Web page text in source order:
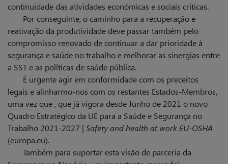
continuidade das atividades económicas e sociais críticas.
Por conseguinte, o caminho para a recuperação e
reativação da produti­vidade deve passar também pelo
compromisso renovado de continuar a dar prioridade à
segurança e saúde no trabalho e melhorar as sinergias entre
a SST e as políticas de saúde pública.
É urgente agir em conformidade com os preceitos
legais e alinharmo-nos com os restantes Estados-Membros,
uma vez que , que já vigora desde Junho de 2021 o novo
Quadro Estratégico da UE para a Saúde e Segurança no
Trabalho 2021-2027 | Safety and health at work EU-OSHA
(europa.eu).
Também para suportar esta visão de parceria da